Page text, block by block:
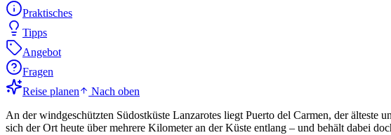
Praktisches
Tipps
Angebot
Fragen
Reise planen
Nach oben
An der windgeschützten Südostküste Lanzarotes liegt Puerto del Carmen, der
sich der Ort heute über mehrere Kilometer an der Küste entlang – und behält dabei